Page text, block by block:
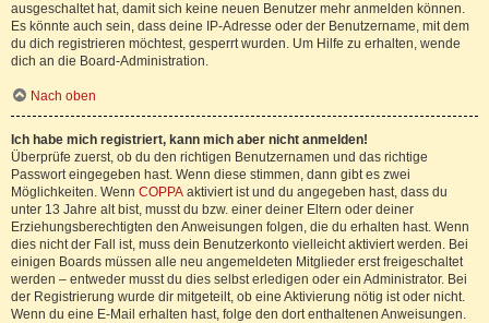
ausgeschaltet hat, damit sich keine neuen Benutzer mehr anmelden können.
Es könnte auch sein, dass deine IP-Adresse oder der Benutzername, mit dem
du dich registrieren möchtest, gesperrt wurden. Um Hilfe zu erhalten, wende
dich an die Board-Administration.
Nach oben
Ich habe mich registriert, kann mich aber nicht anmelden!
Überprüfe zuerst, ob du den richtigen Benutzernamen und das richtige
Passwort eingegeben hast. Wenn diese stimmen, dann gibt es zwei
Möglichkeiten. Wenn COPPA aktiviert ist und du angegeben hast, dass du
unter 13 Jahre alt bist, musst du bzw. einer deiner Eltern oder deiner
Erziehungsberechtigten den Anweisungen folgen, die du erhalten hast. Wenn
dies nicht der Fall ist, muss dein Benutzerkonto vielleicht aktiviert werden. Bei
einigen Boards müssen alle neu angemeldeten Mitglieder erst freigeschaltet
werden – entweder musst du dies selbst erledigen oder ein Administrator. Bei
der Registrierung wurde dir mitgeteilt, ob eine Aktivierung nötig ist oder nicht.
Wenn du eine E-Mail erhalten hast, folge den dort enthaltenen Anweisungen.